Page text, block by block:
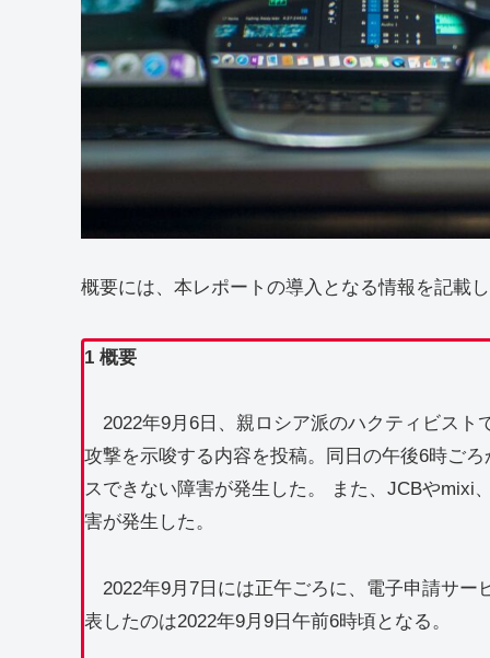
概要には、本レポートの導入となる情報を記載
1 概要
2022年9月6日、親ロシア派のハクティビスト
攻撃を示唆する内容を投稿。同日の午後6時ご
スできない障害が発生した。 また、JCBやmixi
害が発生した。
2022年9月7日には正午ごろに、電子申請サー
表したのは2022年9月9日午前6時頃となる。